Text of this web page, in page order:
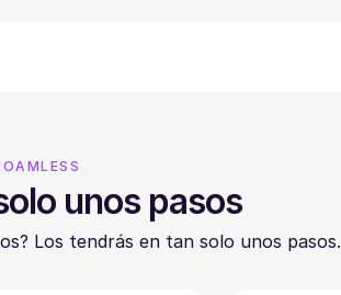
unos pasos
Los tendrás en tan solo unos pasos.